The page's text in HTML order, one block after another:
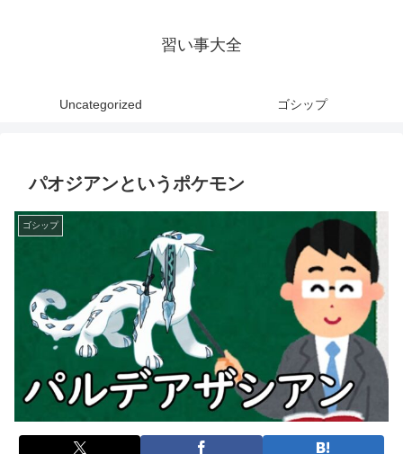
習い事大全
Uncategorized ゴシップ
パオジアンというポケモン
ゴシップ